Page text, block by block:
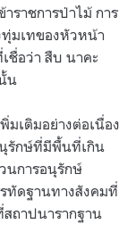
ราชการป่าไม้ การ
มเทของหัวหน้า
ชื่อว่า สืบ นาคะ
น
มเติมอย่างต่อเนื่อง
รักษ์ที่มีพื้นที่เกิน
นการอนุรักษ์
ทัดฐานทางสังคมที่
ถาปนารากฐาน